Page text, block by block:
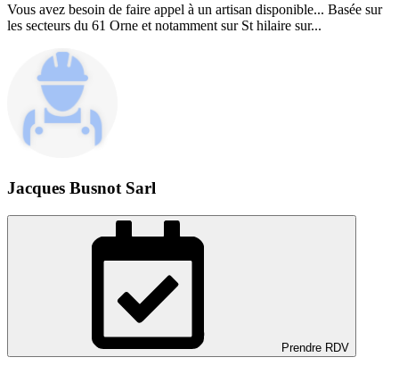
Vous avez besoin de faire appel à un artisan disponible... Basée sur
les secteurs du 61 Orne et notamment sur St hilaire sur...
Jacques Busnot Sarl
Prendre RDV